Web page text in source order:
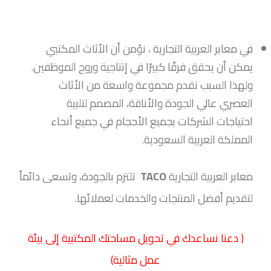
في معابر العربية التجارية ، نؤمن أن الأثاث المكتبي
يمكن أن يحقق فرقًا كبيرًا في إنتاجية وروح الموظفين.
ولهذا السبب نقدم مجموعة واسعة من الأثاث
العصري عالي الجودة والأناقة، المصمم لتلبية
احتياجات الشركات بجميع الأحجام في جميع أنحاء
المملكة العربية السعودية.
معابر العربية التجاريةTACO تلتزم بالجودة، وتسعى دائماً
لتقديم أفضل المنتجات والخدمات لعملائها.
( دعنا نساعدك في تحويل مساحتك المكتبية إلى بيئة
عمل مثالية)